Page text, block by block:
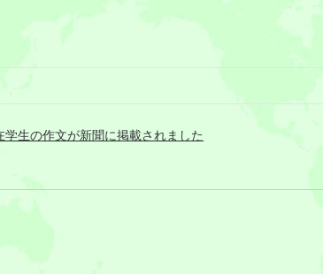
生の作文が新聞に掲載されました